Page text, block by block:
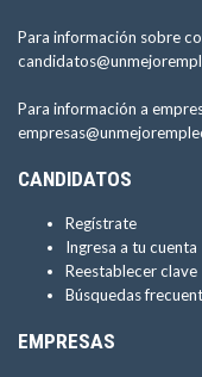
Para información sobre
Para información a
CANDIDATOS
Regístrate
Ingresa a tu cuenta
Reestablecer clave
Búsquedas
EMPRESAS